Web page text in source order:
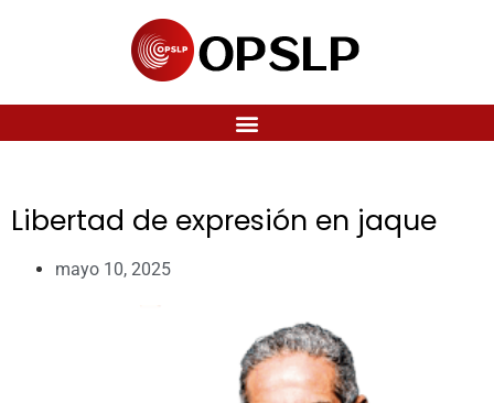
Libertad de expresión en jaque
mayo 10, 2025